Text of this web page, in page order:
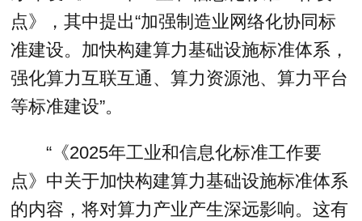
点》，其中提出“加强制造业网络化协同标
准建设。加快构建算力基础设施标准体系，
强化算力互联互通、算力资源池、算力平台
等标准建设”。
“《2025年工业和信息化标准工作要
点》中关于加快构建算力基础设施标准体系
的内容，将对算力产业产生深远影响。这有